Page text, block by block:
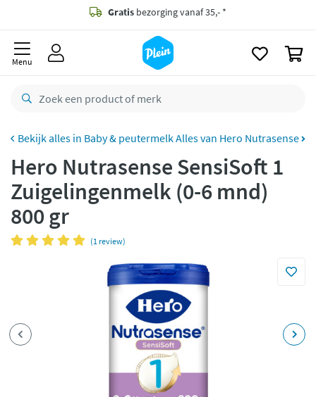
Gratis bezorging vanaf 35,- *
besteld,maandag
retourneren
CO2 neutraal bezorgd
Betaal met Klarna
Menu
Baby & peutermelkAlles van Hero Nutrasense
Hero Nutrasense SensiSoft 1
Zuigelingenmelk (0-6 mnd)
800 gr
(1 review)